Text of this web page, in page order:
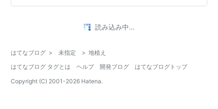
バラの育て方を勉強していました。 けれど、紆余曲折を
えで育て方がだいぶ変わるということです。 特に花壇に
ラクに育てることができます。 今回は…
読み込み中…
はてなブログ > 未指定 > 地植え
はてなブログ タグとは
ヘルプ 開発ブログ
はてなブログトップ
Copyright (C) 2001-2026 Hatena.